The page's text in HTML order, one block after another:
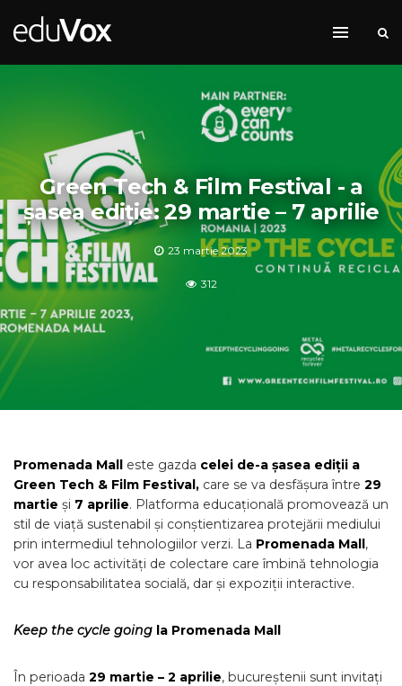
Green Tech & Film Festival - a
șasea ediție: 29 martie – 7 aprilie
23 martie 2023
312
Promenada Mall este gazda celei de-a șasea ediții a
Green Tech & Film Festival, care se va desfășura între 29
martie și 7 aprilie. Platforma educațională promovează un
stil de viață sustenabil și conștientizarea protejării mediului
prin intermediul tehnologiilor verzi. La Promenada Mall,
vor avea loc activități de colectare care îmbină tehnologia
cu responsabilitatea socială, dar și expoziții interactive.
Keep the cycle going la Promenada Mall
În perioada 29 martie – 2 aprilie, bucureștenii sunt invitați